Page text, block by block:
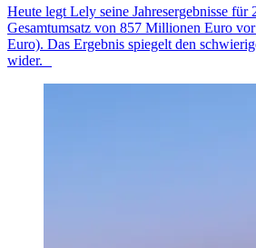
Heute legt Lely seine Jahresergebnisse für
Gesamtumsatz von 857 Millionen Euro
Euro). Das Ergebnis spiegelt den
wider.